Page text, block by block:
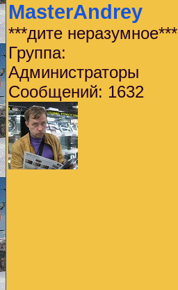
MasterAndrey
***дите неразумное***
Группа:
Администраторы
Сообщений: 1632